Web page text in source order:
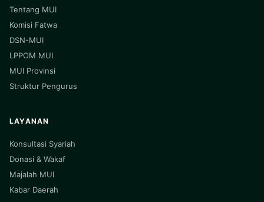
Tentang MUI
Komisi Fatwa
DSN-MUI
LPPOM MUI
MUI Provinsi
Struktur Pengurus
LAYANAN
Konsultasi Syariah
Donasi & Wakaf
Majalah MUI
Kabar Daerah